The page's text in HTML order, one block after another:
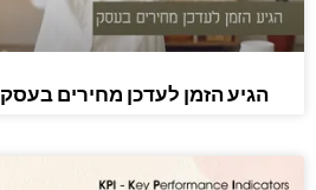
הגיע הזמן לעדכן מחירים בעסק